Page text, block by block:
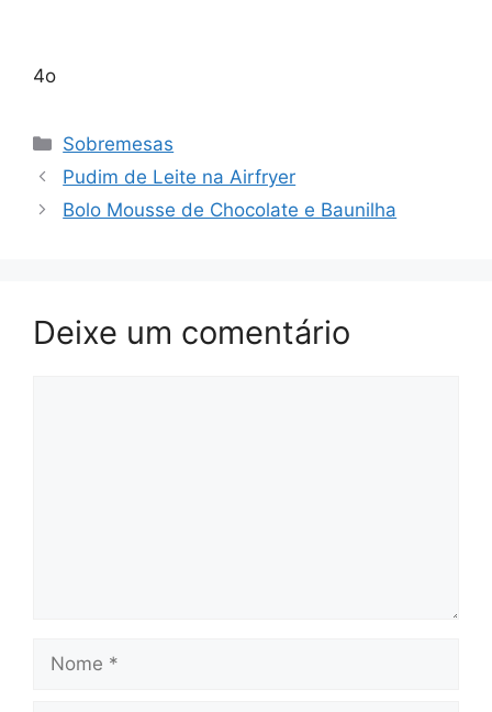
4o
Categorias
Sobremesas
Pudim de Leite na Airfryer
Bolo Mousse de Chocolate e Baunilha
Deixe um comentário